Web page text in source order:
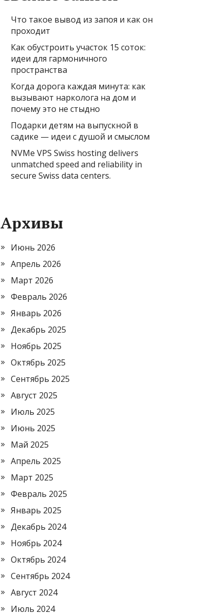
Что такое вывод из запоя и как он
проходит
Как обустроить участок 15 соток:
идеи для гармоничного
пространства
Когда дорога каждая минута: как
вызывают нарколога на дом и
почему это не стыдно
Подарки детям на выпускной в
садике — идеи с душой и смыслом
NVMe VPS Swiss hosting delivers
unmatched speed and reliability in
secure Swiss data centers.
Архивы
Июнь 2026
Апрель 2026
Март 2026
Февраль 2026
Январь 2026
Декабрь 2025
Ноябрь 2025
Октябрь 2025
Сентябрь 2025
Август 2025
Июль 2025
Июнь 2025
Май 2025
Апрель 2025
Март 2025
Февраль 2025
Январь 2025
Декабрь 2024
Ноябрь 2024
Октябрь 2024
Сентябрь 2024
Август 2024
Июль 2024